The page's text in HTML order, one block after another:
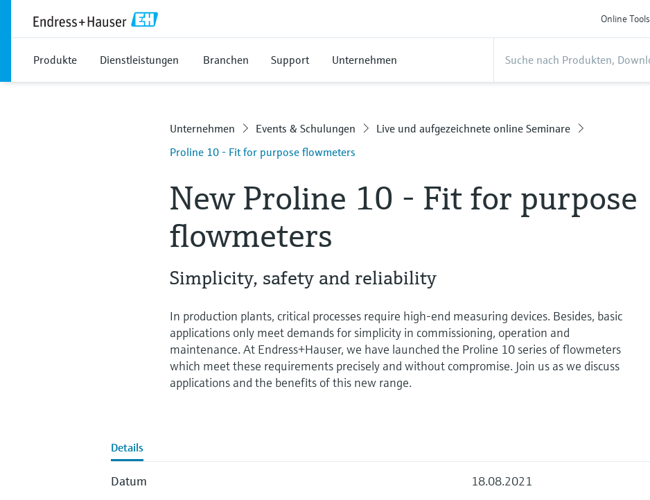
Online Tools
Produkte Dienstleistungen Branchen Support Unternehmen
Unternehmen Events & Schulungen
Live und aufgezeichnete online Seminare
Proline 10 - Fit for purpose flowmeters
New Proline 10 - Fit for purpose
flowmeters
Simplicity, safety and reliability
In production plants, critical processes require high-end measuring devices. Besides, basic
applications only meet demands for simplicity in commissioning, operation and
maintenance. At Endress+Hauser, we have launched the Proline 10 series of flowmeters
which meet these requirements precisely and without compromise. Join us as we discuss
applications and the benefits of this new range.
Details
Datum 18.08.2021